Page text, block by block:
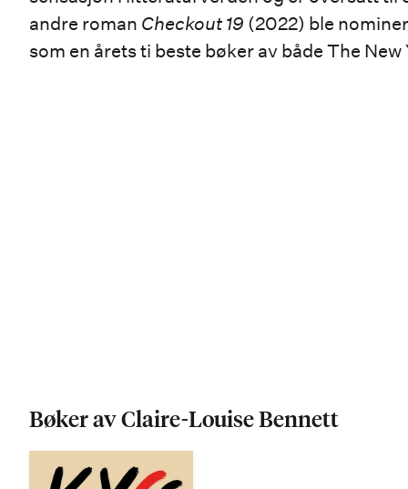
andre roman Checkout 19 (2022) ble
som en årets ti beste bøker av både The
Bøker av Claire-Louise Bennett